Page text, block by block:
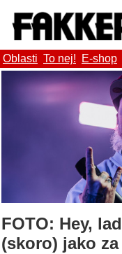
Oblasti To nej! E-shop
FOTO: Hey,
(skoro) jako